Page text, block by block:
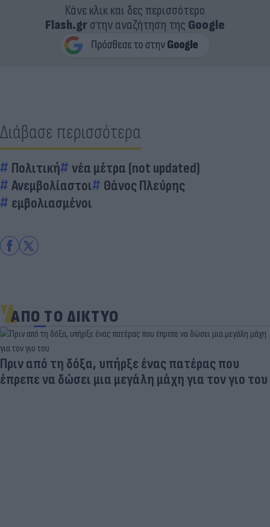
Κάνε κλικ και δες περισσότερο
Flash.grστην αναζήτηση της Google
Διάβασε περισσότερα
Πολιτική
νέα μέτρα (not updated)
Ανεμβολίαστοι
Θάνος Πλεύρης
εμβολιασμένοι
ΑΠΟ ΤΟ ΔΙΚΤΥΟ
Πριν από τη δόξα, υπήρξε ένας πατέρας που
έπρεπε να δώσει μια μεγάλη μάχη για τον γιο του